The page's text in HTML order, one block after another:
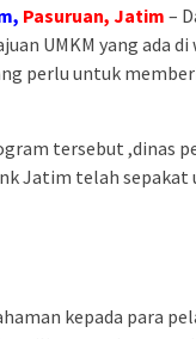
Pasuruan, Jatim –
UMKM yang ada
perlu untuk
tersebut ,dinas
Jatim telah sepakat
kepada para